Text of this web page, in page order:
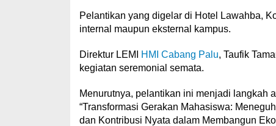
Pelantikan yang digelar di Hotel Lawahba,
internal maupun eksternal kampus.
Direktur LEMI HMI Cabang Palu, Taufik
kegiatan seremonial semata.
Menurutnya, pelantikan ini menjadi langkah
“Transformasi Gerakan Mahasiswa:
dan Kontribusi Nyata dalam Membangun